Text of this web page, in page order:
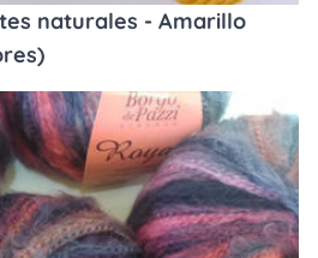
naturales - Amarillo